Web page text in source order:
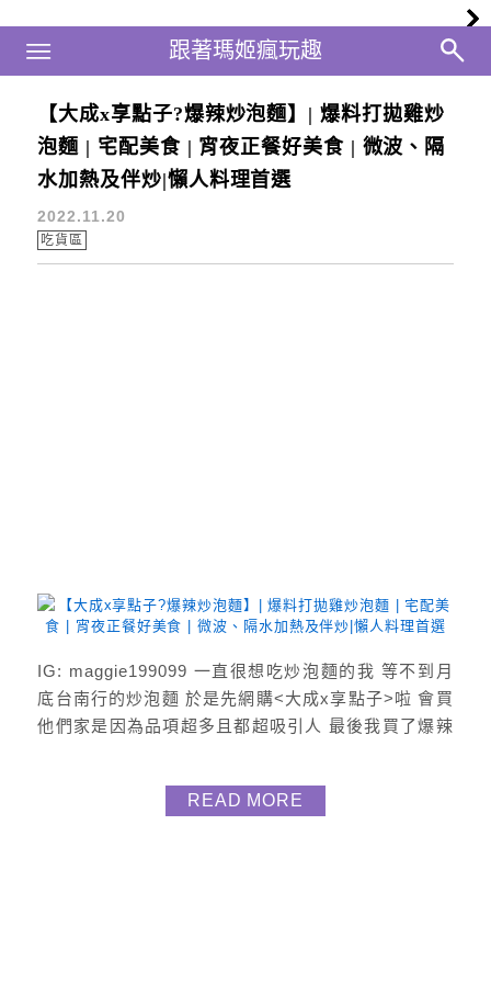
跟著瑪姬瘋玩趣
跟著瑪姬瘋玩趣
Main Menu
加熱即食
【大成x享點子?爆辣炒泡麵】| 爆料打拋雞炒
泡麵 | 宅配美食 | 宵夜正餐好美食 | 微波、隔
水加熱及伴炒|懶人料理首選
2022.11.20
吃貨區
IG: maggie199099 一直很想吃炒泡麵的我 等不到月
底台南行的炒泡麵 於是先網購<大成x享點子>啦 會買
他們家是因為品項超多且都超吸引人 最後我買了爆辣
歡店家特製的麻辣醬很香 每包裡面有著高麗菜、紅蘿
READ MORE